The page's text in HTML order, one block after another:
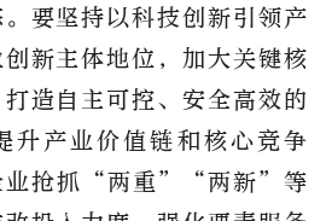
要坚持以科技创新引领产
新主体地位，加大关键核
造自主可控、安全高效的
升产业价值链和核心竞争
抢抓 “两重”“两新”等